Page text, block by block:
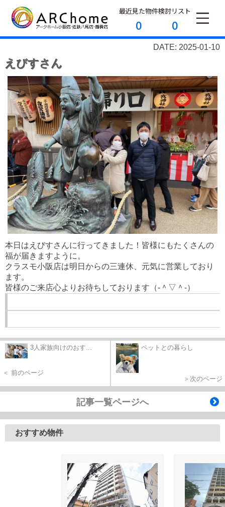
最近見た物件
0
検討リスト
0
DATE: 2025-01-10
えびすさん
本日はえびすさんに行ってきました！ 皆様にもたくさんの
福が届きますように。
クラスモ小阪店は明日からの三連休、元気に営業しており
ます。
皆様のご来店心よりお待ちしております（‐＾▽＾‐）
3人家族向けのおす...
＜ 前のページ
ペットとの暮らし
＞次のページ
記事一覧ページへ
おすすめ物件